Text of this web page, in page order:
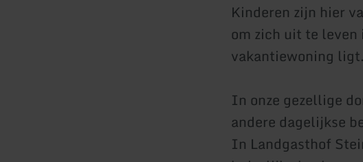
Kinderen zijn hier
om zich uit te
vakantiewoning ligt.
In onze gezellige
andere dagelijkse
In Landgasthof